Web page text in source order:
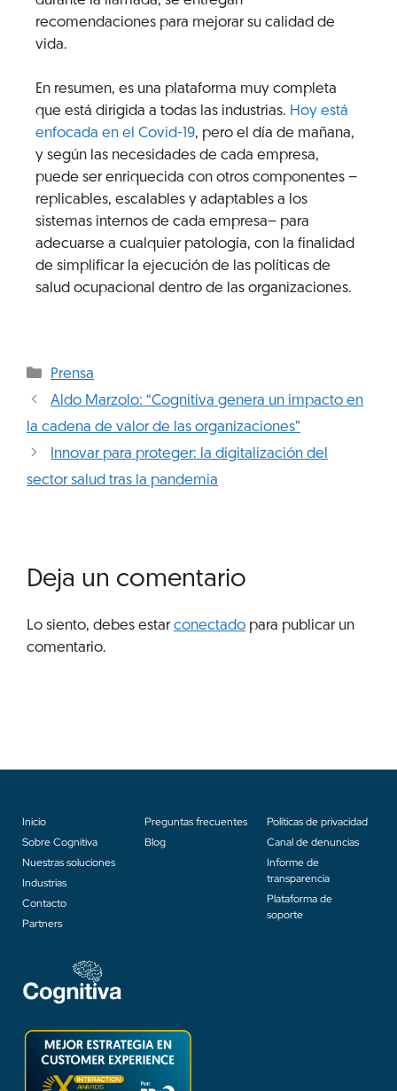
recomendaciones para mejorar su calidad de
vida.
En resumen, es una plataforma muy completa
que está dirigida a todas las industrias. Hoy está
enfocada en el Covid-19, pero el día de mañana,
y según las necesidades de cada empresa,
puede ser enriquecida con otros componentes –
replicables, escalables y adaptables a los
sistemas internos de cada empresa– para
adecuarse a cualquier patología, con la finalidad
de simplificar la ejecución de las políticas de
salud ocupacional dentro de las organizaciones.
Prensa
Aldo Marzolo: “Cognitiva genera un impacto en
la cadena de valor de las organizaciones”
Innovar para proteger: la digitalización del
sector salud tras la pandemia
Deja un comentario
Lo siento, debes estarconectado para publicar un
comentario.
Inicio
Sobre Cognitiva
Nuestras soluciones
Industrias
Contacto
Partners
Preguntas frecuentes
Blog
Políticas de privacidad
Canal de denuncias
Informe de
transparencia
Plataforma de
soporte